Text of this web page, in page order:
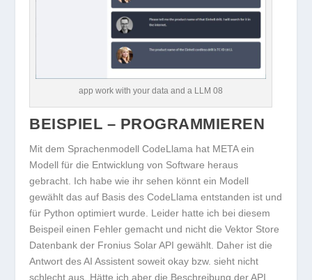
app work with your data and a LLM 08
BEISPIEL – PROGRAMMIEREN
Mit dem Sprachenmodell CodeLlama hat META ein
Modell für die Entwicklung von Software heraus
gebracht. Ich habe wie ihr sehen könnt ein Modell
gewählt das auf Basis des CodeLlama entstanden ist und
für Python optimiert wurde. Leider hatte ich bei diesem
Beispeil einen Fehler gemacht und nicht die Vektor Store
Datenbank der Fronius Solar API gewählt. Daher ist die
Antwort des AI Assistent soweit okay bzw. sieht nicht
schlecht aus. Hätte ich aber die Beschreibung der API